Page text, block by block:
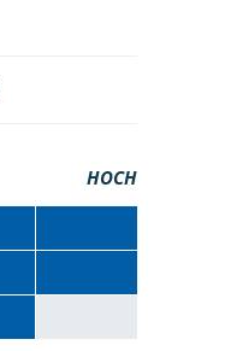
HOCH